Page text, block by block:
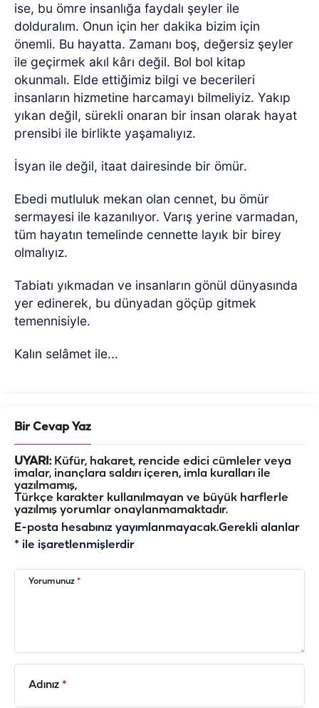
ise, bu ömre insanlığa faydalı şeyler ile
dolduralım. Onun için her dakika bizim için
önemli. Bu hayatta. Zamanı boş, değersiz şeyler
ile geçirmek akıl kârı değil. Bol bol kitap
okunmalı. Elde ettiğimiz bilgi ve becerileri
insanların hizmetine harcamayı bilmeliyiz. Yakıp
yıkan değil, sürekli onaran bir insan olarak hayat
prensibi ile birlikte yaşamalıyız.
İsyan ile değil, itaat dairesinde bir ömür.
Ebedi mutluluk mekan olan cennet, bu ömür
sermayesi ile kazanılıyor. Varış yerine varmadan,
tüm hayatın temelinde cennette layık bir birey
olmalıyız.
Tabiatı yıkmadan ve insanların gönül dünyasında
yer edinerek, bu dünyadan göçüp gitmek
temennisiyle.
Kalın selâmet ile...
Bir Cevap Yaz
UYARI:Küfür, hakaret, rencide edici cümleler veya
imalar, inançlara saldırı içeren, imla kuralları ile
yazılmamış,
Türkçe karakter kullanılmayan ve büyük harflerle
yazılmış yorumlar onaylanmamaktadır.
E-posta hesabınız yayımlanmayacak.Gerekli alanlar
* ile işaretlenmişlerdir
Yorumunuz *
Adınız *